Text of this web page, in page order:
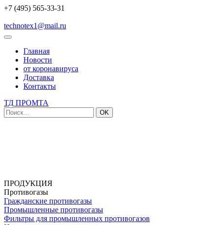
+7 (495) 565-33-31
technotex1@mail.ru
Главная
Новости
от коронавируса
Доставка
Контакты
ТД ПРОМТА
OK
ПРОДУКЦИЯ
Противогазы
Гражданские противогазы
Промышленные противогазы
Фильтры для промышленных противогазов